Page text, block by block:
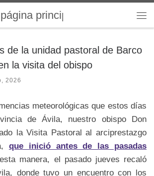
de la unidad pastoral de Barco
la visita del obispo
2026
meteorológicas que estos días
de Ávila, nuestro obispo Don
la Visita Pastoral al arciprestazgo
que inició antes de las pasadas
manera, el pasado jueves recaló
donde tuvo un encuentro con los